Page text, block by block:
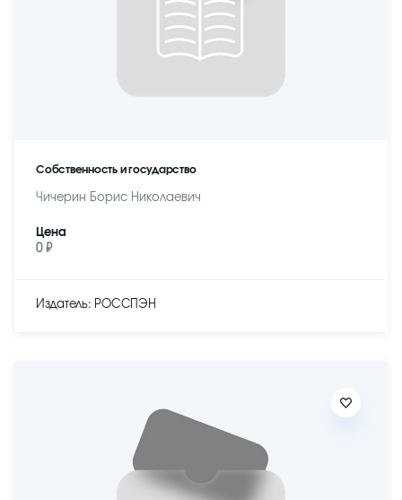
Собственность и государство
Чичерин Борис Николаевич
Цена
0 ₽
Издатель: РОССПЭН